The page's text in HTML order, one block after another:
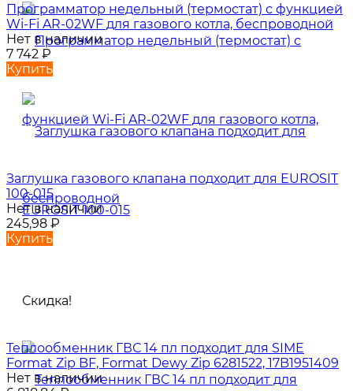
Программатор недельный (термостат) с функцией
Wi-Fi AR-02WF для газового котла, беспроводной
Нет в наличии
7 742 ₽
Купить
Заглушка газового клапана подходит для EUROSIT
100-015
Нет в наличии
245,98 ₽
Купить
Скидка!
Теплообменник ГВС 14 пл подходит для SIME
Format Zip BF, Format Dewy Zip 6281522, 17B1951409
Нет в наличии